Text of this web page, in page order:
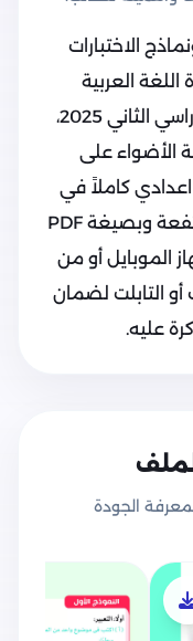
الاختبارات
العربية
للصف الثاني الإعدادي الفصل الدراسي الثاني 2025،
الأضواء على
اعدادي كاملاً في
العربي، وهو ملف مميز بجودة مرتفعة وبصيغة PDF
الموبايل أو من
أو التابلت لضمان
عليه.
الجودة